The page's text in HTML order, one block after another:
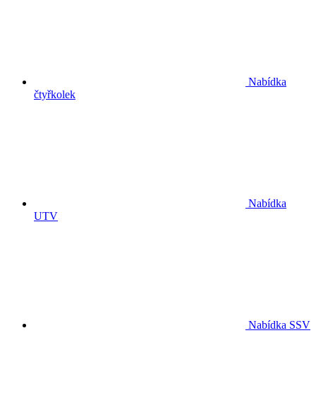
Nabídka
čtyřkolek
Nabídka
UTV
Nabídka SSV